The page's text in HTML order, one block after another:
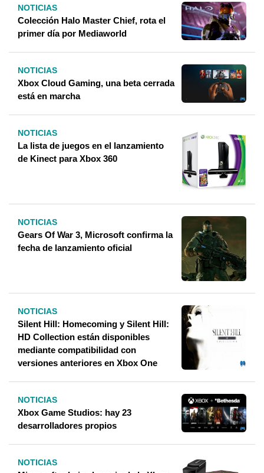
NOTICIAS
Colección Halo Master Chief, rota el
primer día por Mediaworld
NOTICIAS
Xbox Cloud Gaming, una beta cerrada
está en marcha
NOTICIAS
La lista de juegos en el lanzamiento
de Kinect para Xbox 360
NOTICIAS
Gears Of War 3, Microsoft confirma la
fecha de lanzamiento oficial
NOTICIAS
Silent Hill: Homecoming y Silent Hill:
HD Collection están disponibles
mediante compatibilidad con
versiones anteriores en Xbox One
NOTICIAS
Xbox Game Studios: hay 23
desarrolladores propios
NOTICIAS